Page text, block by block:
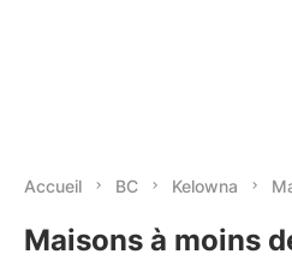
Accueil BC Kelowna
Maisons à moins